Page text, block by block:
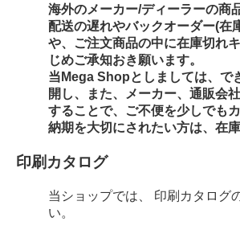
海外のメーカー/ディーラーの商
配送の遅れやバックオーダー(在
や、ご注文商品の中に在庫切れ
じめご承知おき願います。
当Mega Shopとしましては、で
開し、また、メーカー、通販会
することで、ご不便を少しでも
納期を大切にされたい方は、在
印刷カタログ
当ショップでは、 印刷カタログ
い。